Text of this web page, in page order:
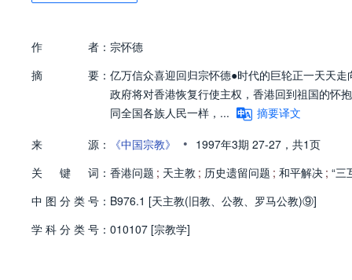
作 者： 宗怀德
摘
要： 亿万信众喜迎回归宗怀德●时代的巨轮正一天天
政府将对香港恢复行使主权，香港回到祖国的怀
同全国各族人民一样，...
摘要译文
来
源： 《中国宗教》 • 1997年3期 27-27， 共1页
关
键 词： 香港问题 ; 天主教 ; 历史遗留问题 ; 和平解决 ; “三
中 图 分 类 号： B976.1 [天主教(旧教、公教、罗马公教)⑨]
学 科 分 类 号： 010107 [宗教学]